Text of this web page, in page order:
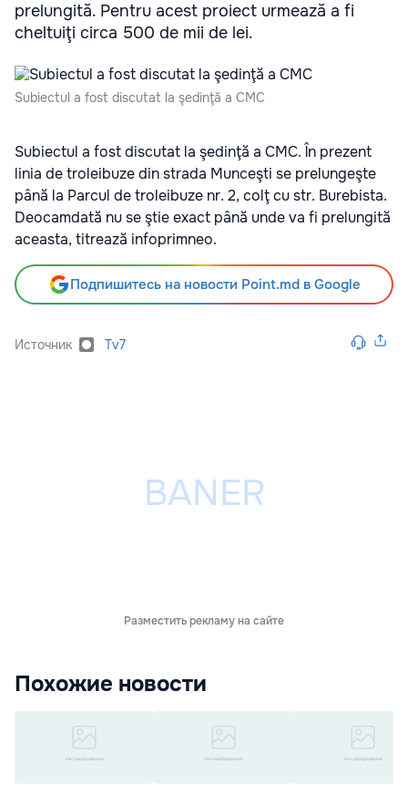
prelungită. Pentru acest proiect urmează a fi
cheltuiţi circa 500 de mii de lei.
Subiectul a fost discutat la şedinţă a CMC
Subiectul a fost discutat la şedinţă a CMC. În prezent
linia de troleibuze din strada Munceşti se prelungeşte
până la Parcul de troleibuze nr. 2, colţ cu str. Burebista.
Deocamdată nu se ştie exact până unde va fi prelungită
aceasta, titrează infoprimneo.
Подпишитесь на новости Point.md в Google
Источник Tv7
Разместить рекламу на сайте
Похожие новости